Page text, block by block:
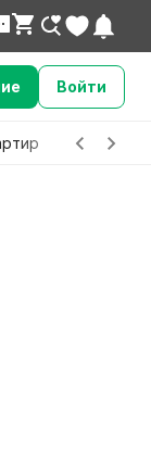
Войти
Детские